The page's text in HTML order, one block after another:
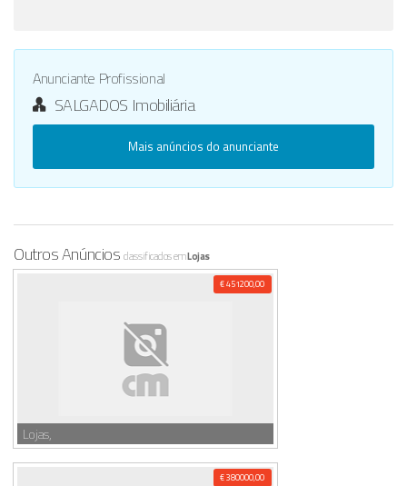
Anunciante Profissional
SALGADOS Imobiliária
Mais anúncios do anunciante
Outros Anúncios classificados emLojas
€ 451200,00
Lojas,
€ 380000,00